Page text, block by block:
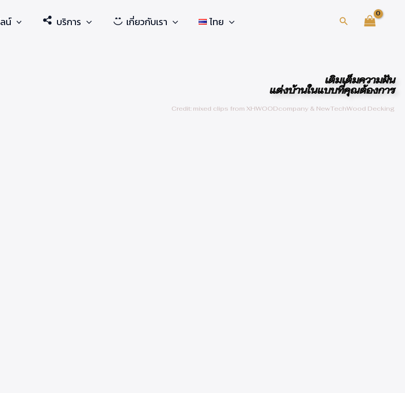
น์ บริการ เกี่ยวกับเรา ไทย Search
เติมเต็มความฝัน
แต่งบ้านในแบบที่คุณต้องการ
Credit: mixed clips from XHWOODcompany & NewTechWood Decking